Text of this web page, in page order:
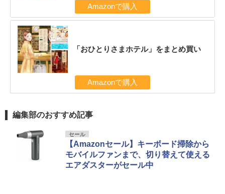
Amazonで購入
「おひとりさまホテル」をまとめ買い
Amazonで購入
編集部のおすすめ記事
セール
【Amazonセール】キーボード掃除から
モバイルファンまで、切り替えて使える
エアダスターがセール中